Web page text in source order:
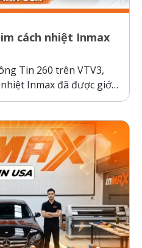
cách nhiệt Inmax
Tin 260 trên VTV3,
Inmax đã được giới
nghệ giúp bảo vệ ô
nghiệm cho thấy, ô...